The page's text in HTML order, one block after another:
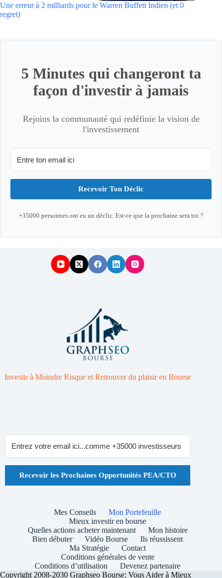
Une erreur à 2 milliards pour le Warren Buffett Indien (et 0
regret)
5 Minutes qui changeront ta
façon d'investir à jamais
Rejoins la communauté qui redéfinie la vision de
l'investissement
Recevoir Ton Déclic
+35000 personnes ont eu un déclic. Est-ce que la prochaine sera toi ?
Investir à Moindre Risque et Retrouver du plaisir en Bourse
Recevoir les Prochaines Opportunités PEA/CTO
Mes Conseils
Mon Portefeuille
Mieux investir en bourse
Quelles actions acheter maintenant
Mon histoire
Bien débuter
Vidéo Bourse
Ils réussissent
Ma Stratégie
Contact
Conditions générales de vente
Conditions d’utilisation
Devenez partenaire
Copyright 2008-2030 Graphseo Bourse: Vous Aider à Mieux